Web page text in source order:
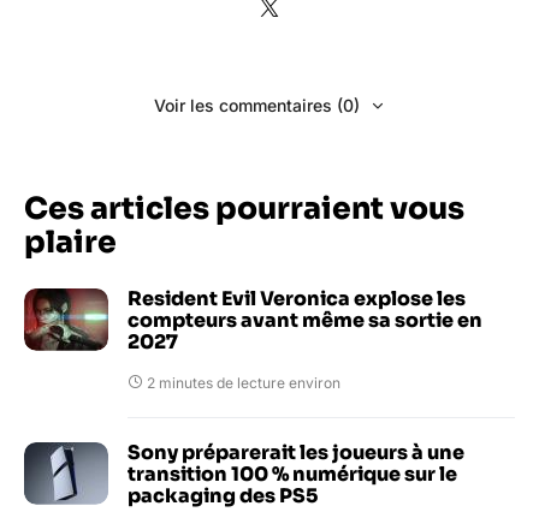
Voir les commentaires (0)
Ces articles pourraient vous
plaire
Resident Evil Veronica explose les
compteurs avant même sa sortie en
2027
2 minutes de lecture environ
Sony préparerait les joueurs à une
transition 100 % numérique sur le
packaging des PS5